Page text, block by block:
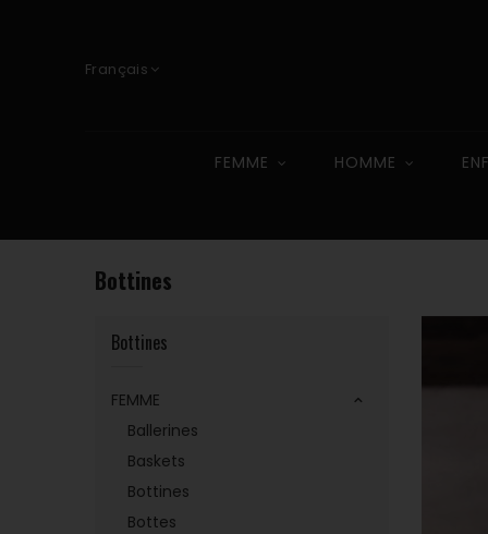
Français
FEMME HOMME
Bottines
Bottines
FEMME
Ballerines
Baskets
Bottines
Bottes